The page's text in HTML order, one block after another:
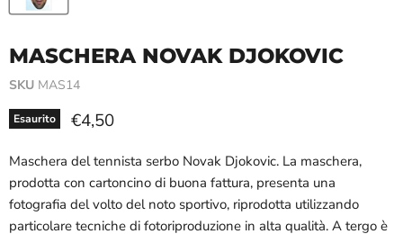
MASCHERA NOVAK DJOKOVIC
SKU MAS14
Esaurito Prezzo attuale
€4,50
Maschera del tennista serbo Novak Djokovic. La maschera,
prodotta con cartoncino di buona fattura, presenta una
fotografia del volto del noto sportivo, riprodotta utilizzando
particolare tecniche di fotoriproduzione in alta qualità. A tergo è